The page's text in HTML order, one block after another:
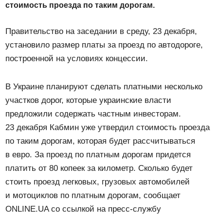
стоимость проезда по таким дорогам.
Правительство на заседании в среду, 23 декабря,
установило размер платы за проезд по автодороге,
построенной на условиях концессии.
В Украине планируют сделать платными несколько
участков дорог, которые украинские власти
предложили содержать частным инвесторам.
23 декабря Кабмин уже утвердил стоимость проезда
по таким дорогам, которая будет рассчитываться
в евро. За проезд по платным дорогам придется
платить от 80 копеек за километр. Сколько будет
стоить проезд легковых, грузовых автомобилей
и мотоциклов по платным дорогам, сообщает
ONLINE.UA со ссылкой на пресс-службу